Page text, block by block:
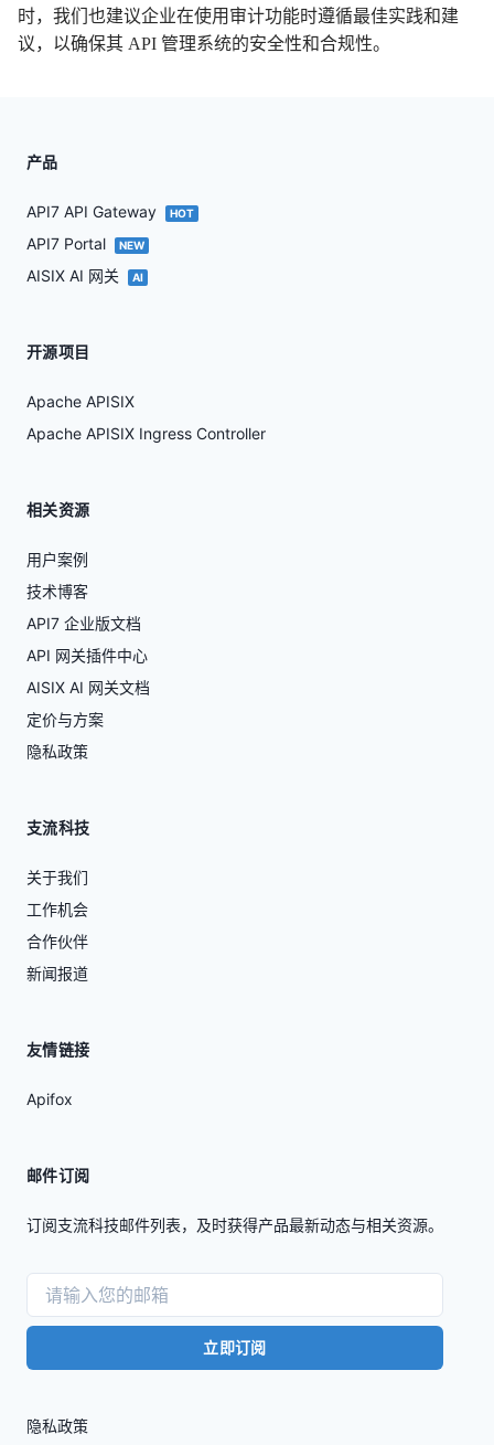
时，我们也建议企业在使用审计功能时遵循最佳实践和建
议，以确保其 API 管理系统的安全性和合规性。
产品
API7 API Gateway HOT
API7 Portal NEW
AISIX AI 网关 AI
开源项目
Apache APISIX
Apache APISIX Ingress Controller
相关资源
用户案例
技术博客
API7 企业版文档
API 网关插件中心
AISIX AI 网关文档
定价与方案
隐私政策
支流科技
关于我们
工作机会
合作伙伴
新闻报道
友情链接
Apifox
邮件订阅
订阅支流科技邮件列表，及时获得产品最新动态与相关资源。
立即订阅
隐私政策